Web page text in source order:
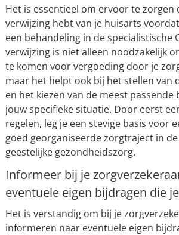
Het is essentieel om ervoor te zorgen
verwijzing hebt van je huisarts
een behandeling in de specialistische
verwijzing is niet alleen noodzakelijk
te komen voor vergoeding door je
maar het helpt ook bij het stellen van
en het kiezen van de meest
jouw specifieke situatie. Door eerst
regelen, leg je een stevige basis voor
goed georganiseerde zorgtraject in
geestelijke gezondheidszorg.
Informeer bij je
eventuele eigen bijdragen die
Het is verstandig om bij je
informeren naar eventuele eigen